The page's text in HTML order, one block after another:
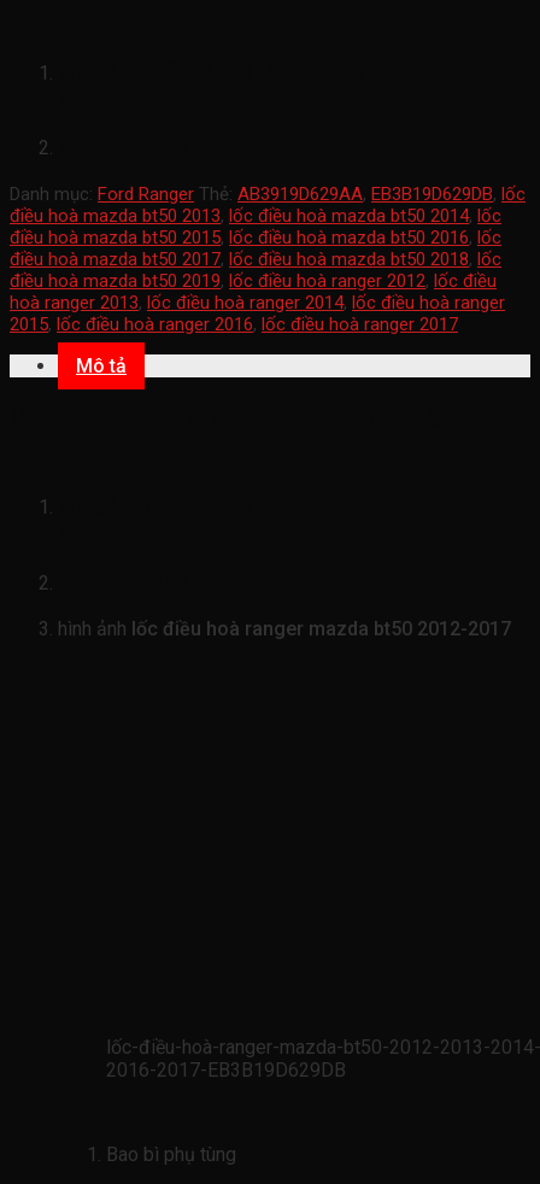
Danh mục: Ford Ranger Thẻ: AB3919D629AA, EB3B19D629DB, lốc
điều hoà mazda bt50 2013, lốc điều hoà mazda bt50 2014, lốc
điều hoà mazda bt50 2015, lốc điều hoà mazda bt50 2016, lốc
điều hoà mazda bt50 2017, lốc điều hoà mazda bt50 2018, lốc
điều hoà mazda bt50 2019, lốc điều hoà ranger 2012, lốc điều
hoà ranger 2013, lốc điều hoà ranger 2014, lốc điều hoà ranger
2015, lốc điều hoà ranger 2016, lốc điều hoà ranger 2017
Mô tả
hình ảnh lốc điều hoà ranger mazda bt50 2012-2017
lốc-điều-hoà-ranger-mazda-bt50-2012-2013-
2016-2017-EB3B19D629DB
Bao bì phụ tùng